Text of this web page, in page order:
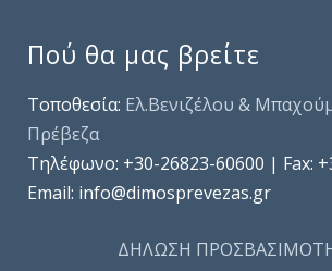
Πού θα μας βρείτε
Τοποθεσία: Ελ.Βενιζέλου &
Πρέβεζα
Τηλέφωνo: +30-26823-60600 | Fax:
Email: info@dimosprevezas.gr
ΔΗΛΩΣΗ